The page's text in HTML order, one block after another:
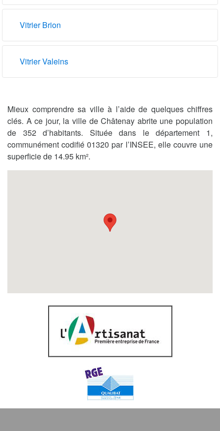
Vitrier Brion
Vitrier Valeins
Mieux comprendre sa ville à l’aide de quelques chiffres
clés. A ce jour, la ville de Châtenay abrite une population
de 352 d’habitants. Située dans le département 1,
communément codifié 01320 par l’INSEE, elle couvre une
superficie de 14.95 km².